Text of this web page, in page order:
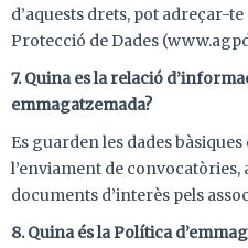
d’aquests drets, pot adreçar-te
Protecció de Dades
7. Quina es la relació
emmagatzemada?
Es guarden les dades
l’enviament de convocatòries,
documents d’interès pels
8. Quina és la Política